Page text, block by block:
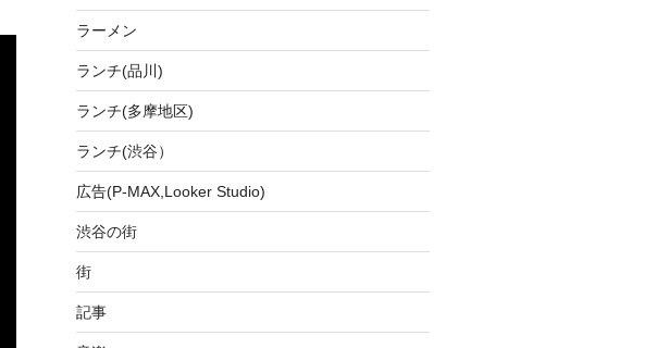
ラーメン
ランチ(品川)
ランチ(多摩地区)
ランチ(渋谷）
広告(P-MAX,Looker Studio)
渋谷の街
街
記事